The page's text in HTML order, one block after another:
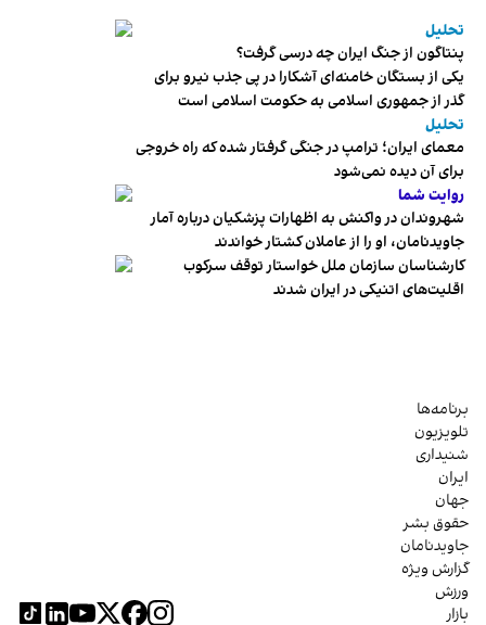
تحلیل
پنتاگون از جنگ ایران چه درسی گرفت؟
یکی از بستگان خامنه‌ای آشکارا در پی جذب نیرو برای
گذر از جمهوری اسلامی به حکومت اسلامی است
تحلیل
معمای ایران؛ ترامپ در جنگی گرفتار شده که راه خروجی
برای آن دیده نمی‌شود
روایت شما
شهروندان در واکنش به اظهارات پزشکیان درباره آمار
جاویدنامان، او را از عاملان کشتار خواندند
کارشناسان سازمان ملل خواستار توقف سرکوب
اقلیت‌های اتنیکی در ایران شدند
برنامه‌ها
تلویزیون
شنیداری
ایران
جهان
حقوق بشر
جاویدنامان
گزارش ویژه
ورزش
بازار